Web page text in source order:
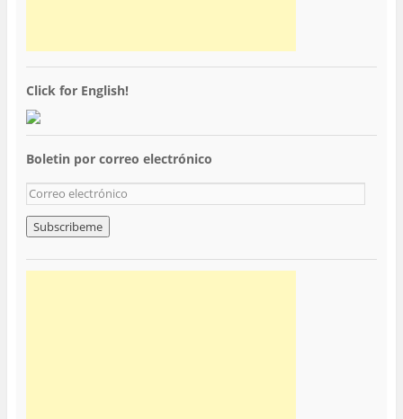
Click for English!
Boletin por correo electrónico